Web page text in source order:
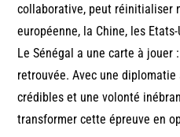
collaborative, peut réinitialiser
européenne, la Chine, les
Le Sénégal a une carte à jouer
retrouvée. Avec une
crédibles et une volonté
transformer cette épreuve en